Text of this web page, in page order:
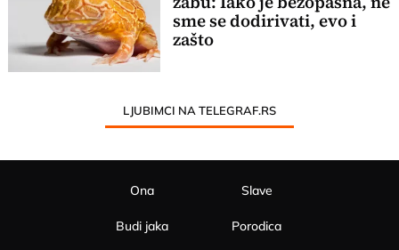
sme se dodirivati, evo i
zašto
LJUBIMCI NA TELEGRAF.RS
Ona
Budi jaka
Slave
Porodica